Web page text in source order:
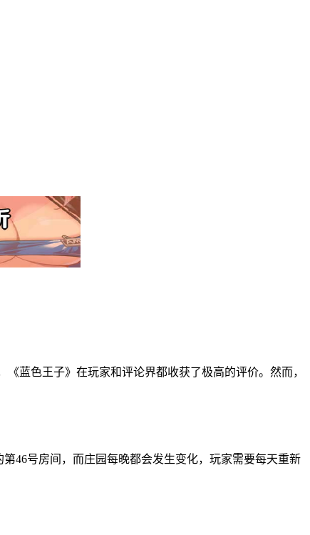
蓝色王子》在玩家和评论界都收获了极高的评价。然而，
46号房间，而庄园每晚都会发生变化，玩家需要每天重新